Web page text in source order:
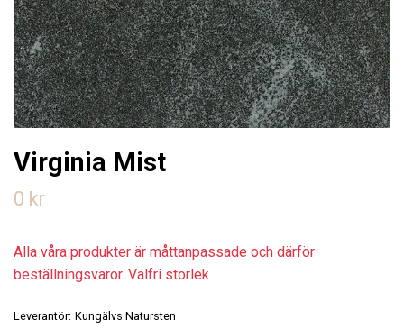
Virginia Mist
0 kr
Alla våra produkter är måttanpassade och därför
beställningsvaror. Valfri storlek.
Leverantör: Kungälvs Natursten